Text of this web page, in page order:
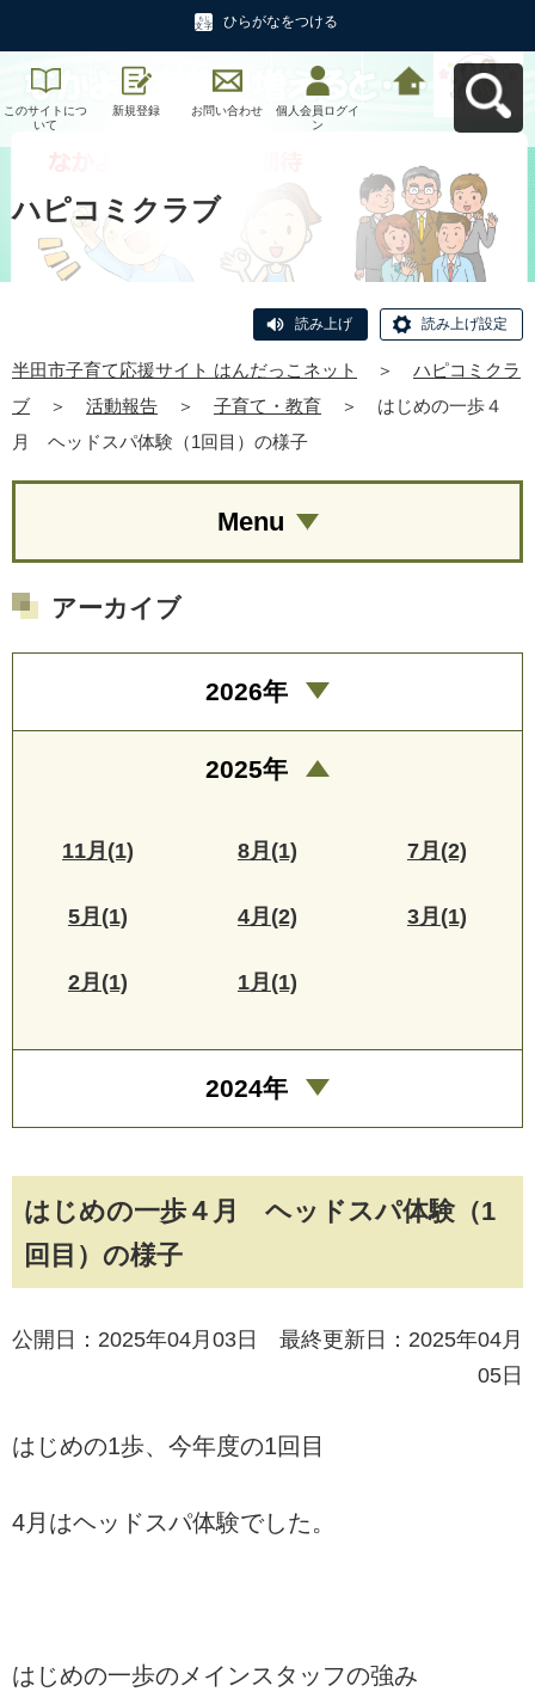
ひらがなをつける
このサイトにつ
いて
新規登録 お問い合わせ
個人会員ログイ
ン
ハピコミクラブ
読み上げ 読み上げ設定
半田市子育て応援サイト はんだっこネット ＞
ハピコミクラ
ブ
＞ 活動報告 ＞ 子育て・教育 ＞
はじめの一歩４
月 ヘッドスパ体験（1回目）の様子
はじめの一歩４月 ヘッドスパ体験（1
回目）の様子
公開日：2025年04月03日 最終更新日：2025年04月
05日
はじめの1歩、今年度の1回目
4月はヘッドスパ体験でした。
はじめの一歩のメインスタッフの強み
Menu
アーカイブ
2026年
2025年
11月(1) 8月(1) 7月(2)
5月(1) 4月(2) 3月(1)
2月(1) 1月(1)
2024年